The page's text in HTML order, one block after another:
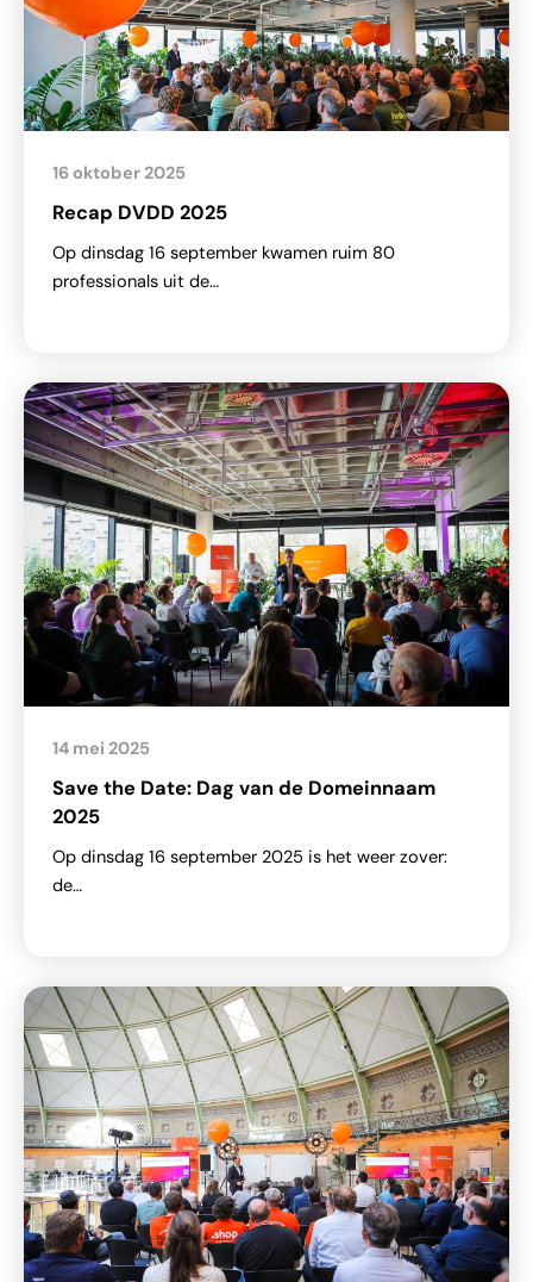
Recap DVDD 2025
16 oktober 2025
Op dinsdag 16 september kwamen ruim 80
professionals uit de…
Save the Date: Dag van de Domeinnaam
2025
14 mei 2025
Op dinsdag 16 september 2025 is het weer zover:
de…